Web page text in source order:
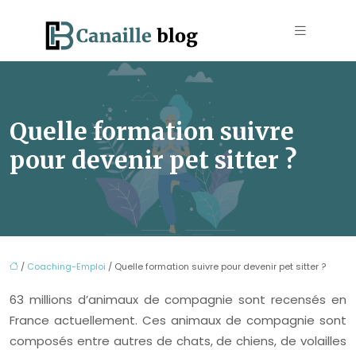
Quelle formation suivre
pour devenir pet sitter ?
/ Coaching-Emploi / Quelle formation suivre pour devenir pet sitter ?
63 millions d’animaux de compagnie sont recensés en
France actuellement. Ces animaux de compagnie sont
composés entre autres de chats, de chiens, de volailles